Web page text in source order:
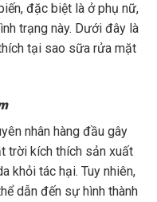
đặc biệt là ở phụ nữ,
trạng này. Dưới đây là
tại sao sữa rửa mặt
nhân hàng đầu gây
trời kích thích sản xuất
khỏi tác hại. Tuy nhiên,
dẫn đến sự hình thành